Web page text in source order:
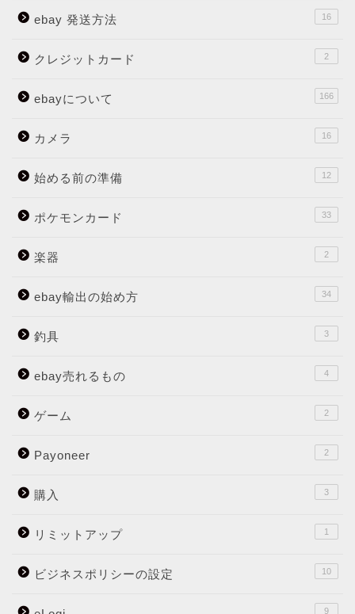
ebay 発送方法 16
クレジットカード 2
ebayについて 166
カメラ 16
始める前の準備 12
ポケモンカード 33
楽器 2
ebay輸出の始め方 34
釣具 3
ebay売れるもの 4
ゲーム 2
Payoneer 2
購入 3
リミットアップ 1
ビジネスポリシーの設定 10
9